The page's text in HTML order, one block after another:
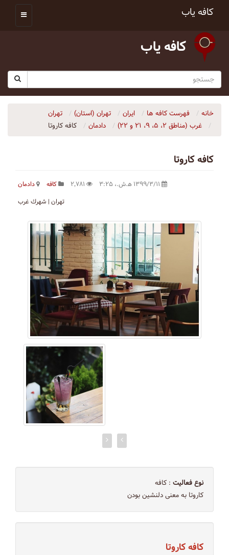
کافه یاب
کافه یاب
خانه فهرست کافه ها ایران تهران (استان)
تهران
غرب (مناطق ۲، ۵، ۹، ۲۱ و ۲۲)
دادمان کافه کاروتا
کافه کاروتا
کافه
دادمان
تهران | شهرك غرب
نوع فعالیت : کافه
کاروتا به معنی دلنشین بودن
كافه كاروتا